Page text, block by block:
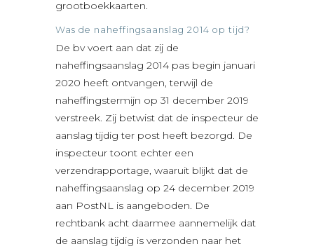
grootboekkaarten.
Was de naheffingsaanslag 2014 op tijd?
De bv voert aan dat zij de
naheffingsaanslag 2014 pas begin januari
2020 heeft ontvangen, terwijl de
naheffingstermijn op 31 december 2019
verstreek. Zij betwist dat de inspecteur de
aanslag tijdig ter post heeft bezorgd. De
inspecteur toont echter een
verzendrapportage, waaruit blijkt dat de
naheffingsaanslag op 24 december 2019
aan PostNL is aangeboden. De
rechtbank acht daarmee aannemelijk dat
de aanslag tijdig is verzonden naar het